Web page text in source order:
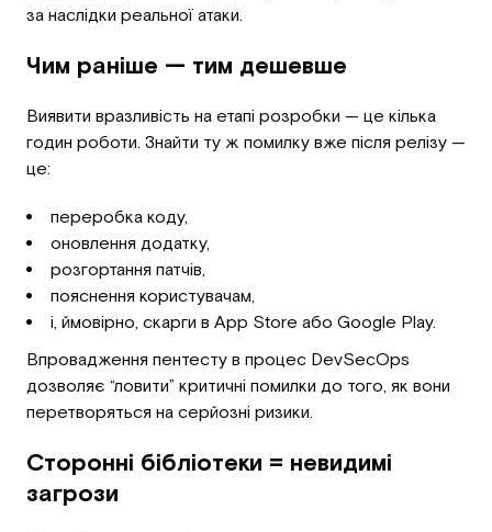
за наслідки реальної атаки.
Чим раніше — тим дешевше
Виявити вразливість на етапі розробки — це кілька
годин роботи. Знайти ту ж помилку вже після релізу —
це:
переробка коду,
оновлення додатку,
розгортання патчів,
пояснення користувачам,
і, ймовірно, скарги в App Store або Google Play.
Впровадження пентесту в процес DevSecOps
дозволяє “ловити” критичні помилки до того, як вони
перетворяться на серйозні ризики.
Сторонні бібліотеки = невидимі
загрози